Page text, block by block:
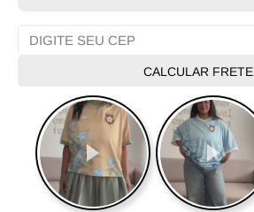
CALCULAR FRETE